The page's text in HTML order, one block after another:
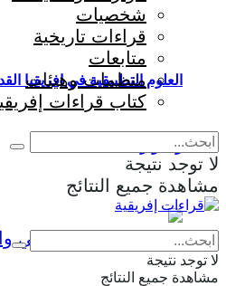
العلوم التطبيقية في إفريقيا
والمؤثرات
شخصيات
قراءات تاريخية
متابعات
منظمات وهيئات
كتاب قراءات
لا توجد نتيجة
مشاهدة جميع النتائج
لا توجد نتيجة
مشاهدة جميع النتائج